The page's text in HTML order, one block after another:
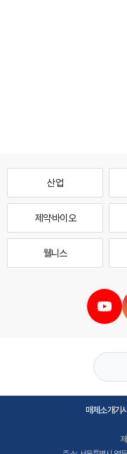
산업
제약·바이오
웰니스
매체소개기